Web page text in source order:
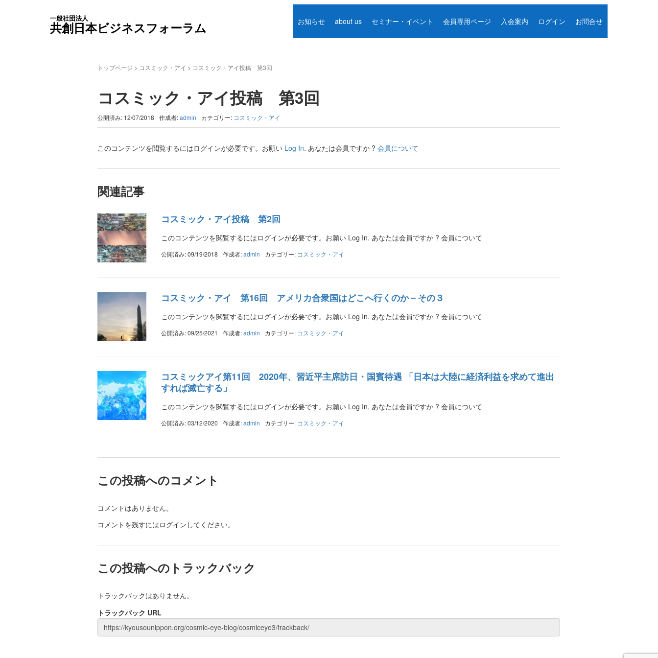
一般社団法人
共創日本ビジネスフォーラム お知らせ about us セミナー・イベント 会員専用ページ 入会案内 ログイン お問合せ
トップページ > コスミック・アイ > コスミック・アイ投稿 第3回
コスミック・アイ投稿 第3回
公開済み: 12/07/2018 作成者:admin カテゴリー: コスミック・アイ
このコンテンツを閲覧するにはログインが必要です。お願い Log In. あなたは会員ですか ?会員について
関連記事
コスミック・アイ投稿 第2回
このコンテンツを閲覧するにはログインが必要です。お願い Log In. あなたは会員ですか ? 会員について
公開済み: 09/19/2018 作成者:admin カテゴリー: コスミック・アイ
コスミック・アイ 第16回 アメリカ合衆国はどこへ行くのか－その３
このコンテンツを閲覧するにはログインが必要です。お願い Log In. あなたは会員ですか ? 会員について
公開済み: 09/25/2021 作成者:admin カテゴリー: コスミック・アイ
コスミックアイ第11回 2020年、習近平主席訪日・国賓待遇 「日本は大陸に経済利益を求めて進出
すれば滅亡する」
このコンテンツを閲覧するにはログインが必要です。お願い Log In. あなたは会員ですか ? 会員について
公開済み: 03/12/2020 作成者:admin カテゴリー: コスミック・アイ
この投稿へのコメント
コメントはありません。
コメントを残すにはログインしてください。
この投稿へのトラックバック
トラックバックはありません。
トラックバック URL